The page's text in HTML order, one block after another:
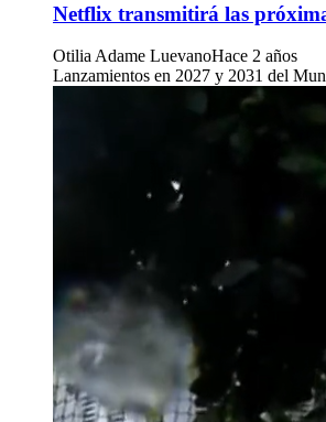
Netflix transmitirá las
Otilia Adame LuevanoHace 2 años
Lanzamientos en 2027 y 2031 del